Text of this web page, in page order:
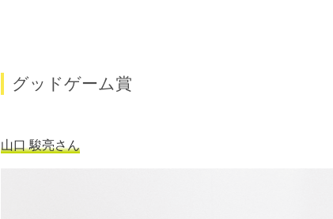
グッドゲーム賞
山口 駿亮さん